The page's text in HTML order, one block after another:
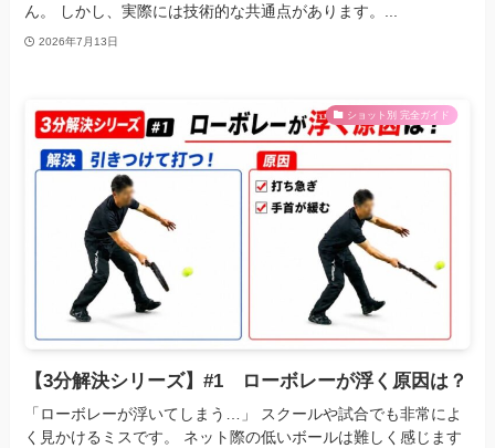
ん。 しかし、実際には技術的な共通点があります。...
2026年7月13日
ショット別 完全ガイド
【3分解決シリーズ】#1 ローボレーが浮く原因は？
「ローボレーが浮いてしまう…」 スクールや試合でも非常によ
く見かけるミスです。 ネット際の低いボールは難しく感じます